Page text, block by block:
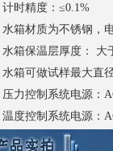
计时精度：≤0.1%
水箱材质为不锈钢，
水箱保温层厚度： 大
水箱可做试样最大直
压力控制系统电源：
温度控制系统电源：